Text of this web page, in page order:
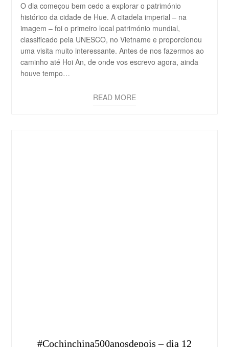
O dia começou bem cedo a explorar o património
histórico da cidade de Hue. A citadela imperial – na
imagem – foi o primeiro local património mundial,
classificado pela UNESCO, no Vietname e proporcionou
uma visita muito interessante. Antes de nos fazermos ao
caminho até Hoi An, de onde vos escrevo agora, ainda
houve tempo…
READ MORE
#Cochinchina500anosdepois – dia 12